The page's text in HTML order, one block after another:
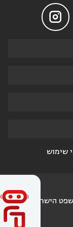

שימוש
הישראלי